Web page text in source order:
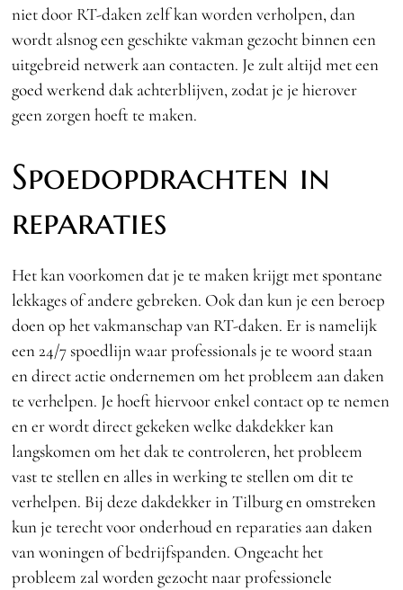
niet door RT-daken zelf kan worden verholpen, dan
wordt alsnog een geschikte vakman gezocht binnen een
uitgebreid netwerk aan contacten. Je zult altijd met een
goed werkend dak achterblijven, zodat je je hierover
geen zorgen hoeft te maken.
Spoedopdrachten in
reparaties
Het kan voorkomen dat je te maken krijgt met spontane
lekkages of andere gebreken. Ook dan kun je een beroep
doen op het vakmanschap van RT-daken. Er is namelijk
een 24/7 spoedlijn waar professionals je te woord staan
en direct actie ondernemen om het probleem aan daken
te verhelpen. Je hoeft hiervoor enkel contact op te nemen
en er wordt direct gekeken welke dakdekker kan
langskomen om het dak te controleren, het probleem
vast te stellen en alles in werking te stellen om dit te
verhelpen. Bij deze dakdekker in Tilburg en omstreken
kun je terecht voor onderhoud en reparaties aan daken
van woningen of bedrijfspanden. Ongeacht het
probleem zal worden gezocht naar professionele